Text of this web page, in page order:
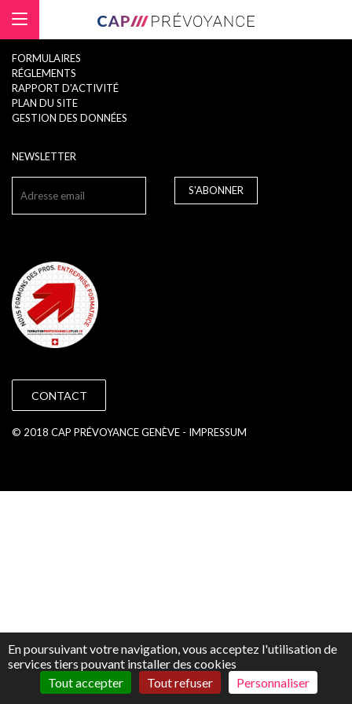
FORMULAIRES
RÉGLEMENTS
RAPPORT D'ACTIVITÉ
PLAN DU SITE
GESTION DES DONNÉES
NEWSLETTER
S'ABONNER
CONTACT
© 2018 CAP PRÉVOYANCE GENÈVE - IMPRESSUM
Panneau de gestion des cookies
En poursuivant votre navigation, vous acceptez l'utilisation de
services tiers pouvant installer des cookies
Tout accepter
Tout refuser Personnaliser